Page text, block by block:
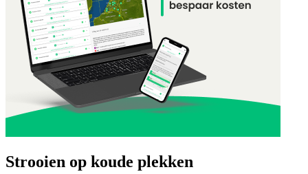
Strooien op koude plekken